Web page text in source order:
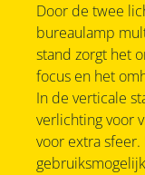
Door de twee
bureaulamp
stand zorgt het
focus en het
In de verticale
verlichting voor
voor extra sfeer.